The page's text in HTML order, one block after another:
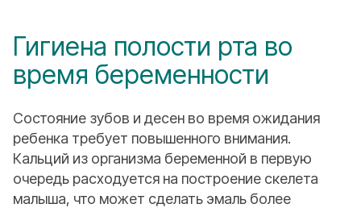
Гигиена полости рта во
время беременности
Состояние зубов и десен во время ожидания
ребенка требует повышенного внимания.
Кальций из организма беременной в первую
очередь расходуется на построение скелета
малыша, что может сделать эмаль более